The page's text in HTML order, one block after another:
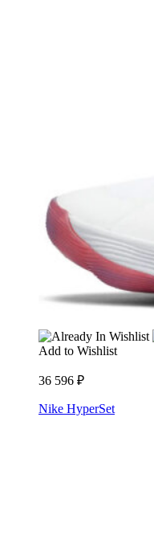
Add to Wishlist
36 596 ₽
Nike HyperSet